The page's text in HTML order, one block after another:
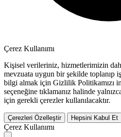
Çerez Kullanımı
Kişisel verileriniz, hizmetlerimizin
mevzuata uygun bir şekilde toplanıp
bilgi almak için Gizlilik Politikamızı
seçeneğine tıklamanız halinde
için gerekli çerezler kullanılacaktır.
Çerezleri Özelleştir Hepsini Kabul Et
Çerez Kullanımı